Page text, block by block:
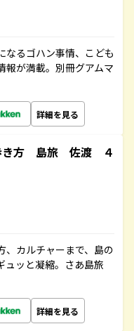
なるゴハン事情、こども
報が満載。別冊グアムマ
詳細を見る
き方 島旅 佐渡 ４
カルチャーまで、島の
ュッと凝縮。さあ島旅
詳細を見る